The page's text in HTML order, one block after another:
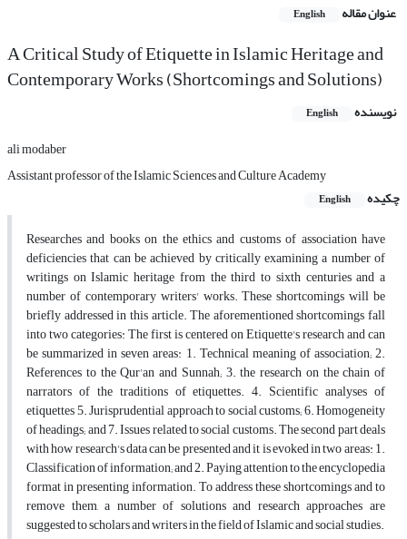
عنوان مقاله English
A Critical Study of Etiquette in Islamic Heritage and
Contemporary Works (Shortcomings and Solutions)
نویسنده English
ali modaber
Assistant professor of the Islamic Sciences and Culture Academy
چکیده
English
Researches and books on the ethics and customs of association have
deficiencies that can be achieved by critically examining a number of
writings on Islamic heritage from the third to sixth centuries and a
number of contemporary writers' works. These shortcomings will be
briefly addressed in this article. The aforementioned shortcomings fall
into two categories: The first is centered on Etiquette's research and can
be summarized in seven areas: 1. Technical meaning of association; 2.
References to the Qur'an and Sunnah; 3. the research on the chain of
narrators of the traditions of etiquettes. 4. Scientific analyses of
etiquettes 5. Jurisprudential approach to social customs; 6. Homogeneity
of headings; and 7. Issues related to social customs. The second part deals
with how research's data can be presented and it is evoked in two areas: 1.
Classification of information; and 2. Paying attention to the encyclopedia
format in presenting information. To address these shortcomings and to
remove them, a number of solutions and research approaches are
suggested to scholars and writers in the field of Islamic and social studies.